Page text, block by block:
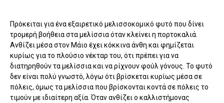
Πρόκειται για ένα εξαιρετικό μελισσοκομικό φυτό που δίνει
τρομερή βοήθεια στα μελίσσια όταν κλείνει η πορτοκαλιά.
Ανθίζει μέσα στον Μάιο έχει κόκκινα άνθη και φημίζεται
κυρίως για το πλούσιο νέκταρ του, ότι πρέπει για να
διατηρηθούν τα μελίσσια και να ρίχνουν φούλ γόνους. Το φυτό
δεν είναι πολύ γνωστό, λόγω ότι βρίσκεται κυρίως μέσα σε
πόλεις, όμως τα μελίσσια που βρίσκονται κοντά σε πόλεις το
τιμούν με ιδιαίτερη αξία. Όταν ανθίζει ο καλλιστήμονας